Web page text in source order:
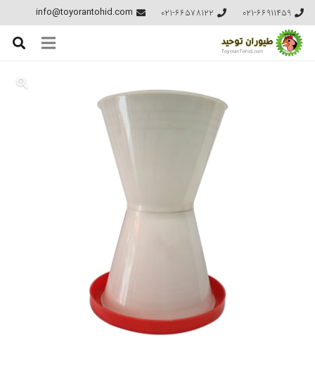
021-66911459
021-66578122
info@toyorantohid.com